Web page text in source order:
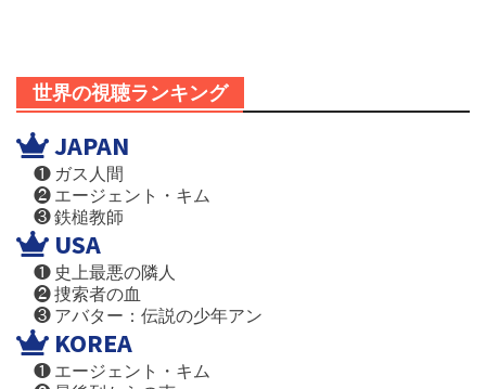
世界の視聴ランキング
JAPAN
❶ ガス人間
❷ エージェント・キム
❸ 鉄槌教師
USA
❶ 史上最悪の隣人
❷ 捜索者の血
❸ アバター：伝説の少年アン
KOREA
❶ エージェント・キム